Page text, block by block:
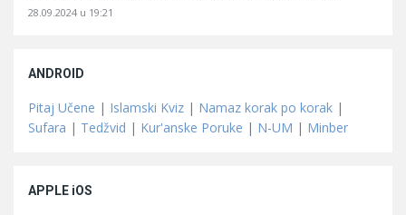
28.09.2024 u 19:21
ANDROID
Pitaj Učene | Islamski Kviz | Namaz korak po korak |
Sufara | Tedžvid | Kur'anske Poruke | N-UM | Minber
APPLE iOS